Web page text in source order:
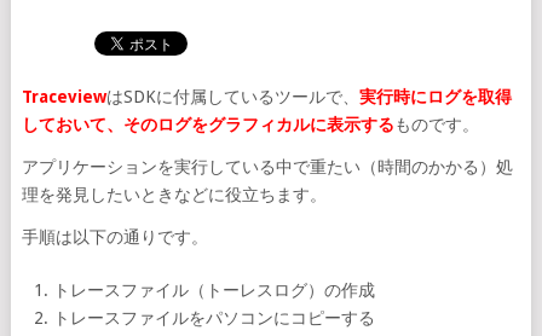
TraceviewはSDKに付属しているツールで、 実行時にログを取得
しておいて、そのログをグラフィカルに表示するものです。
アプリケーションを実行している中で重たい（時間のかかる）処
理を発見したいときなどに役立ちます。
手順は以下の通りです。
トレースファイル（トーレスログ）の作成
トレースファイルをパソコンにコピーする